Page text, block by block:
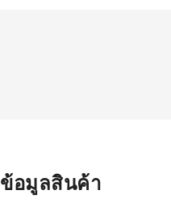
ข้อมูลสินค้า